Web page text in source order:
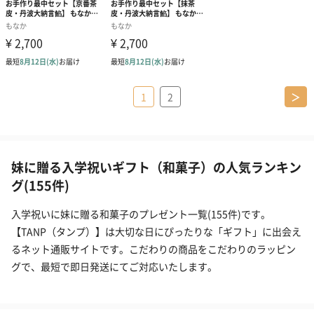
1 2 ＞
妹に贈る入学祝いギフト（和菓子）の人気ランキン
グ(155件)
入学祝いに妹に贈る和菓子のプレゼント一覧(155件)です。
【TANP（タンプ）】は大切な日にぴったりな「ギフト」に出会え
るネット通販サイトです。こだわりの商品をこだわりのラッピン
グで、最短で即日発送にてご対応いたします。